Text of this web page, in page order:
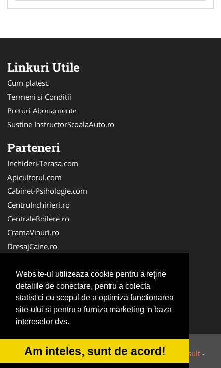
Website-ul utilizeaza cookie pentru a reţine
detaliile de conectare, pentru a colecta
statistici cu scopul de a optimiza functionarea
site-ului si pentru a furniza marketing in baza
intereselor dvs.
Am inteles, sunt de acord!
Linkuri Utile
Cum platesc
Termeni si Conditii
Preturi Abonamente
Sustine InstructorScoalaAuto.ro
Parteneri
Inchideri-Terasa.com
Apicultorul.com
Cabinet-Psihologie.com
CentruInchirieri.ro
CentraleBoilere.ro
CramaVinuri.ro
DresajCaine.ro
Birouri-Cadastru.ro
Cabinet-Individual.ro
Cardiologul.ro
Centru-Copiere.ro
© 2014-2026 Powered byVilonMedia&Tokaido Consult -
ANPC SOL